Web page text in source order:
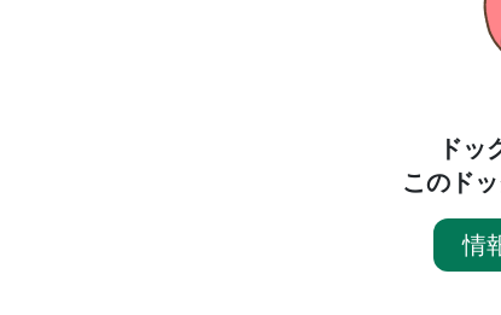
ドッ
このド
情